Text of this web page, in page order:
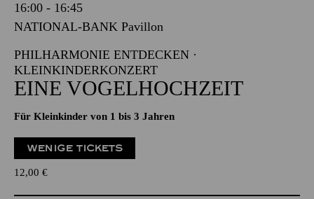
16:00 - 16:45
NATIONAL-BANK Pavillon
PHILHARMONIE ENTDECKEN ·
KLEINKINDERKONZERT
EINE VOGELHOCHZEIT
Für Kleinkinder von 1 bis 3 Jahren
WENIGE TICKETS
12,00 €